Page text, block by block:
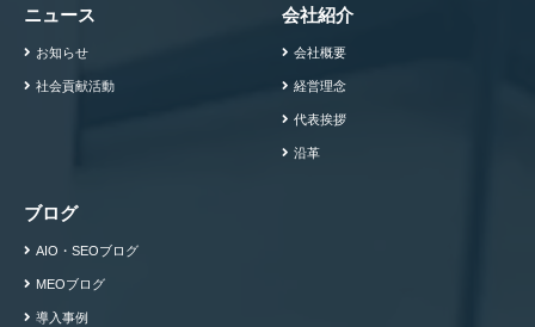
ニュース
お知らせ
社会貢献活動
会社紹介
会社概要
経営理念
代表挨拶
沿革
ブログ
AIO・SEOブログ
MEOブログ
導入事例